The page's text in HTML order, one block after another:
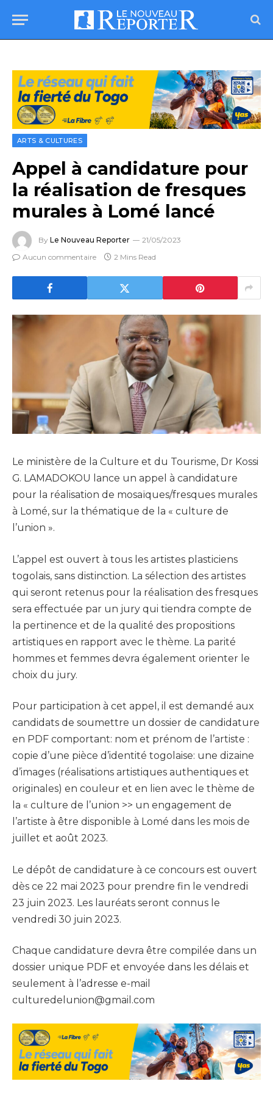
ARTS & CULTURES
Appel à candidature pour
la réalisation de fresques
murales à Lomé lancé
By Le Nouveau Reporter
21/05/2023
Aucun commentaire
2 Mins Read
Le ministère de la Culture et du Tourisme, Dr Kossi
G. LAMADOKOU lance un appel à candidature
pour la réalisation de mosaïques/fresques murales
à Lomé, sur la thématique de la « culture de
l’union ».
L’appel est ouvert à tous les artistes plasticiens
togolais, sans distinction. La sélection des artistes
qui seront retenus pour la réalisation des fresques
sera effectuée par un jury qui tiendra compte de
la pertinence et de la qualité des propositions
artistiques en rapport avec le thème. La parité
hommes et femmes devra également orienter le
choix du jury.
Pour participation à cet appel, il est demandé aux
candidats de soumettre un dossier de candidature
en PDF comportant: nom et prénom de l’artiste :
copie d’une pièce d’identité togolaise: une dizaine
d’images (réalisations artistiques authentiques et
originales) en couleur et en lien avec le thème de
la « culture de l’union >> un engagement de
l’artiste à être disponible à Lomé dans les mois de
juillet et août 2023.
Le dépôt de candidature à ce concours est ouvert
dès ce 22 mai 2023 pour prendre fin le vendredi
23 juin 2023. Les lauréats seront connus le
vendredi 30 juin 2023.
Chaque candidature devra être compilée dans un
dossier unique PDF et envoyée dans les délais et
seulement à l’adresse e-mail
culturedelunion@gmail.com